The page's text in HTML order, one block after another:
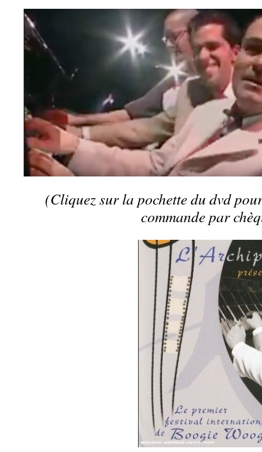
(Cliquez sur la pochette du dvd
commande par